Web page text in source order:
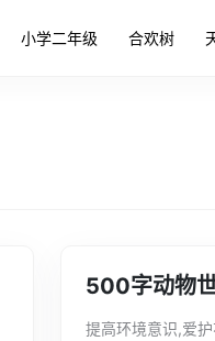
小学二年级 合欢树
500字动物
提高环境意识,爱